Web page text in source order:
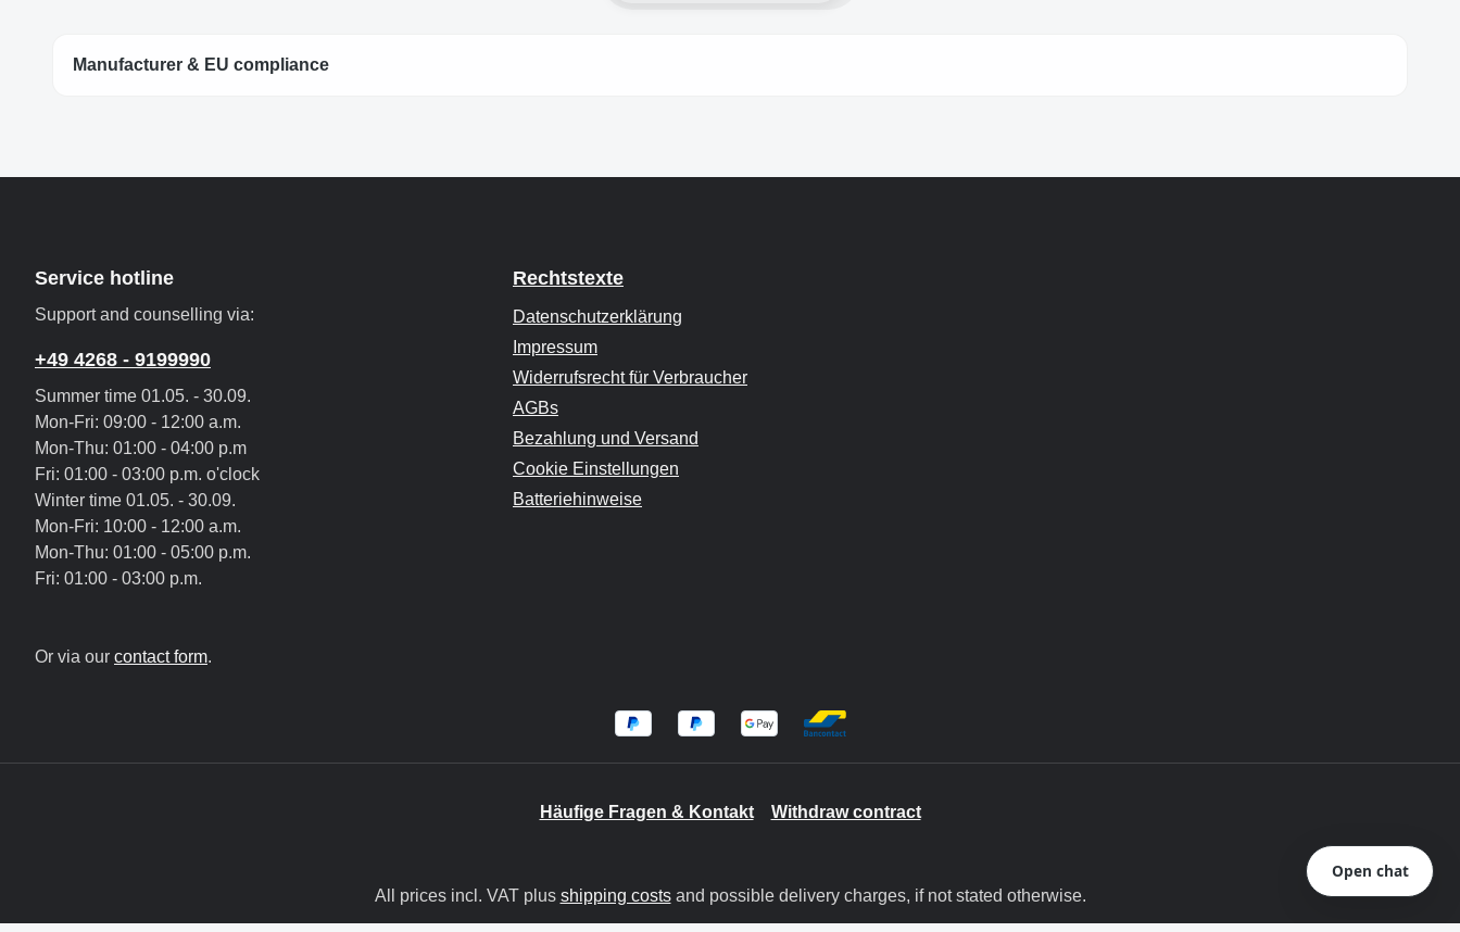
Manufacturer & EU compliance
Service hotline
Support and counselling via:
+49 4268 - 9199990
Summer time 01.05. - 30.09.
Mon-Fri: 09:00 - 12:00 a.m.
Mon-Thu: 01:00 - 04:00 p.m
Fri: 01:00 - 03:00 p.m. o'clock
Winter time 01.05. - 30.09.
Mon-Fri: 10:00 - 12:00 a.m.
Mon-Thu: 01:00 - 05:00 p.m.
Fri: 01:00 - 03:00 p.m.
Or via our contact form.
Rechtstexte
Datenschutzerklärung
Impressum
Widerrufsrecht für Verbraucher
AGBs
Bezahlung und Versand
Cookie Einstellungen
Batteriehinweise
Häufige Fragen & Kontakt Withdraw contract
All prices incl. VAT plus shipping costsand possible delivery charges, if not stated otherwise.
Open chat